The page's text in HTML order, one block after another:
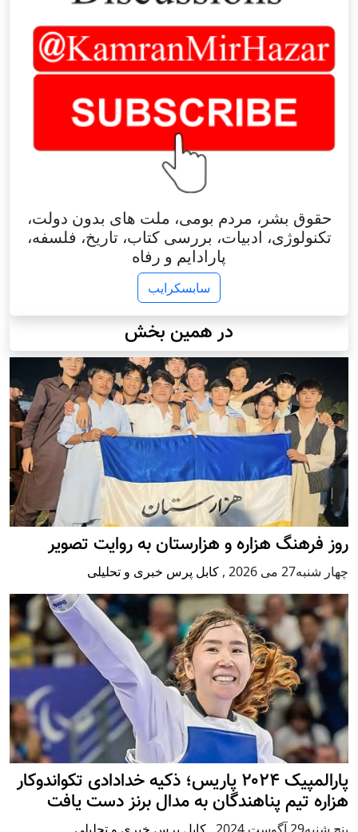
حقوق بشر، مردم بومی، ملت های بدون دولت،
تکنولوژی، ادبیات، بررسی کتاب، تاریخ، فلسفه،
پارادایم و رفاه
سابسکرایب
در همین بخش
روز فرهنگ هزاره و هزارستان به روایت تصویر
چهار شنبه27 می 2026 , کابل پرس خبری و تحلیلی
پارالمپیک ۲۰۲۴ پاریس؛ ذکیه خدادادی تکواندوکار
هزاره تیم پناهندگان به مدال برنز دست یافت